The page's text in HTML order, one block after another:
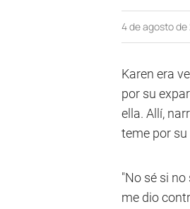
4 de agosto de
Karen era
por su
ella. Allí,
teme por su
"No sé si
me dio